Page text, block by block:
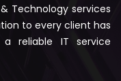
Technology services
to every client has
reliable IT service